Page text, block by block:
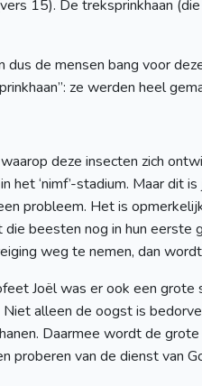
15). De treksprinkhaan
dus de mensen bang voor
ze werden heel
deze insecten zich
het ‘nimf’-stadium. Maar dit
probleem. Het is
beesten nog in hun eerste
weg te nemen, dan
Joël was er ook een
Niet alleen de oogst is
Daarmee wordt de
proberen van de dienst van